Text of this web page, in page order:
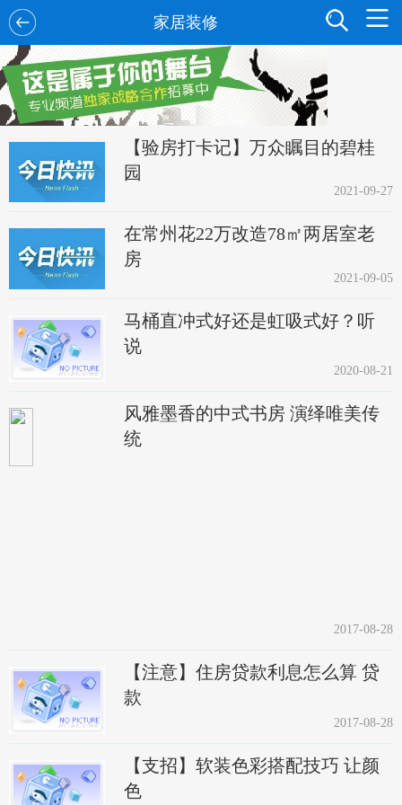
家居装修
【验房打卡记】万众瞩目的碧桂
园
2021-09-27
在常州花22万改造78㎡两居室老
房
2021-09-05
马桶直冲式好还是虹吸式好？听
说
2020-08-21
风雅墨香的中式书房 演绎唯美传
统
2017-08-28
【注意】住房贷款利息怎么算 贷
款
2017-08-28
【支招】软装色彩搭配技巧 让颜
色